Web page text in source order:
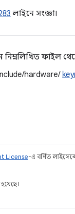
লাইনে সংজ্ঞা।
ফাইল
hardware/
License-এ বর্ণিত